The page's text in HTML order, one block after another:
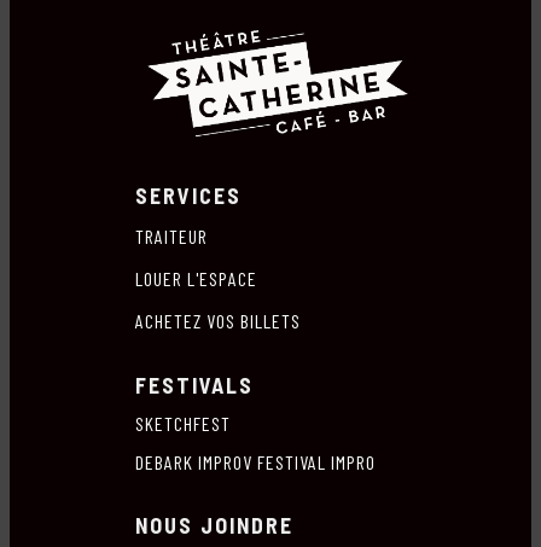
SERVICES
TRAITEUR
LOUER L'ESPACE
ACHETEZ VOS BILLETS
FESTIVALS
SKETCHFEST
DEBARK IMPROV FESTIVAL IMPRO
NOUS JOINDRE